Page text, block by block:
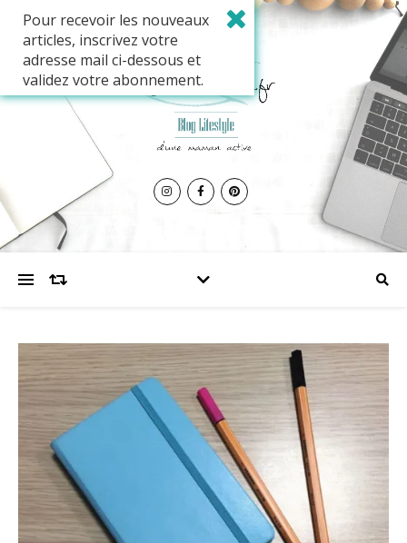
Pour recevoir les nouveaux
articles, inscrivez votre
adresse mail ci-dessous et
validez votre abonnement.